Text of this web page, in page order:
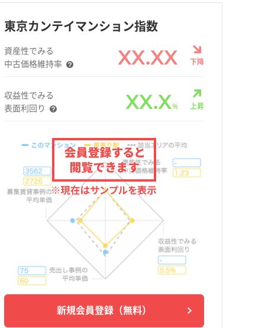
東京カンテイマンション指数
資産性でみる
中古価格維持率
XX.XX 下降
収益性でみる
表面利回り
XX.X% 上昇
新規会員登録 （無料）